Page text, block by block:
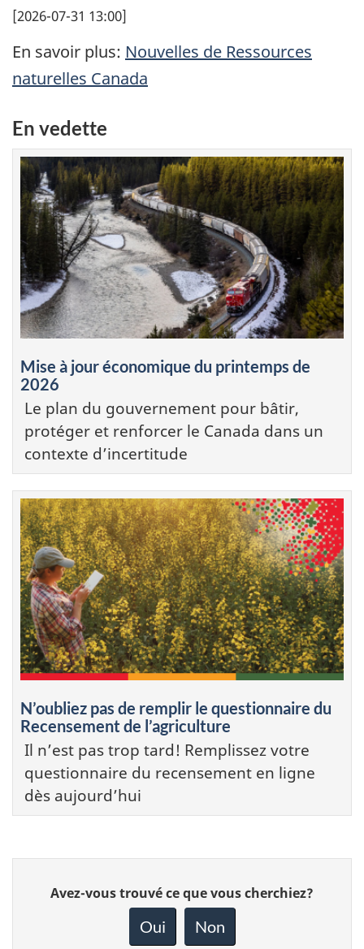
2026-07-31 13:00
En savoir plus: Nouvelles de Ressources
naturelles Canada
En vedette
Mise à jour économique du printemps de
2026
Le plan du gouvernement pour bâtir,
protéger et renforcer le Canada dans un
contexte d’incertitude
N’oubliez pas de remplir le questionnaire du
Recensement de l’agriculture
Il n’est pas trop tard! Remplissez votre
questionnaire du recensement en ligne
dès aujourd’hui
Donnez
votre
Avez-vous trouvé ce que vous cherchiez?
Oui Non